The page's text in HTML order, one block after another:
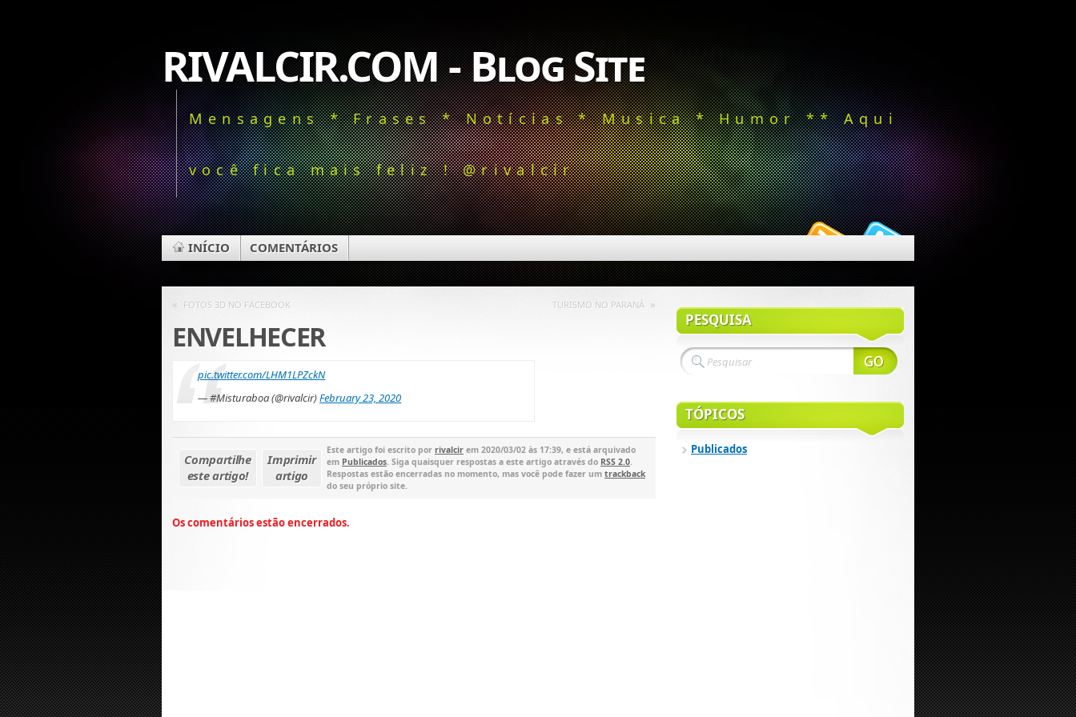
RIVALCIR.COM - Blog Site
Mensagens * Frases * Notícias * Musica * Humor ** Aqui
você fica mais feliz ! @rivalcir
INÍCIO COMENTÁRIOS
« FOTOS 3D NO FACEBOOK TURISMO NO PARANÁ »
ENVELHECER
pic.twitter.com/LHM1LPZckN
— #Misturaboa (@rivalcir)February 23, 2020
Compartilhe
este artigo!
Imprimir
artigo
Este artigo foi escrito por rivalcir em 2020/03/02 às 17:39, e está arquivado
em Publicados. Siga quaisquer respostas a este artigo através do RSS 2.0.
Respostas estão encerradas no momento, mas você pode fazer um trackback
do seu próprio site.
Os comentários estão encerrados.
PESQUISA
TÓPICOS
Publicados